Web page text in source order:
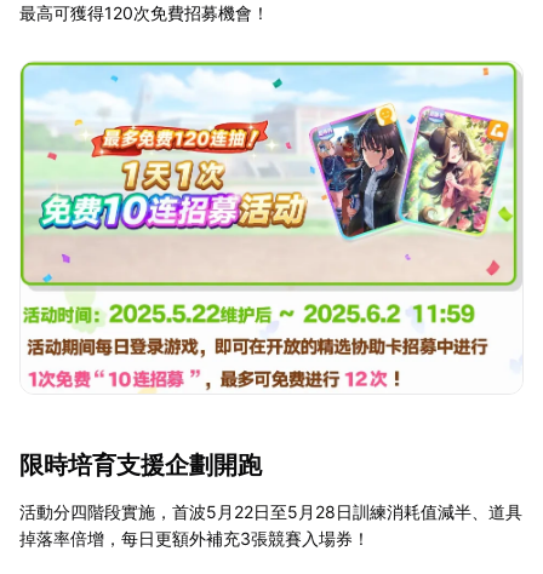
最高可獲得120次免費招募機會！
限時培育支援企劃開跑
活動分四階段實施，首波5月22日至5月28日訓練消耗值減半、道具
掉落率倍增，每日更額外補充3張競賽入場券！